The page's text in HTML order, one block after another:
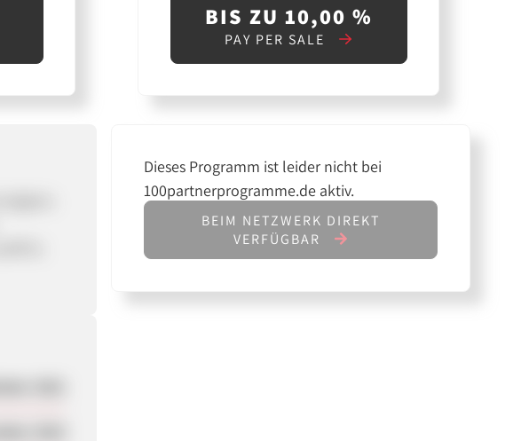
BIS ZU 10,00 %
PAY PER SALE
Dieses Programm ist leider nicht bei
100partnerprogramme.de aktiv.
BEIM NETZWERK DIREKT
VERFÜGBAR